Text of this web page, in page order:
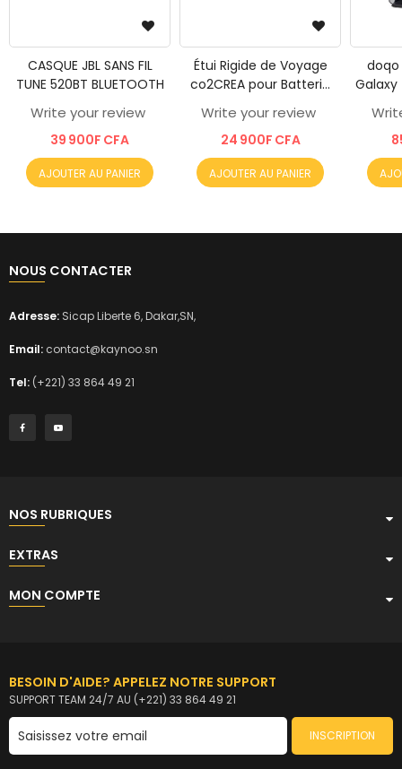
CASQUE JBL SANS FIL
TUNE 520BT BLUETOOTH
Write your review
39 900F CFA
AJOUTER AU PANIER
Étui Rigide de Voyage
co2CREA pour Batterie
Externe Anker 25
000mAh – Protect ...
Write your review
24 900F CFA
AJOUTER AU PANIER
doqo
Galaxy
NOUS CONTACTER
Adresse: Sicap Liberte 6, Dakar,SN,
Email: contact@kaynoo.sn
Tel: (+221) 33 864 49 21
NOS RUBRIQUES
EXTRAS
MON COMPTE
BESOIN D'AIDE? APPELEZ NOTRE SUPPORT
SUPPORT TEAM 24/7 AU (+221) 33 864 49 21
INSCRIPTION